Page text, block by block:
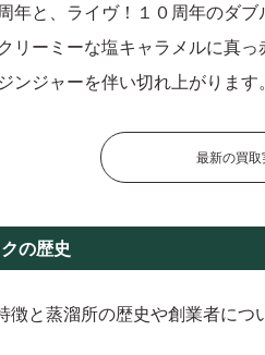
と、ライヴ！１０周年のダブ
リーミーな塩キャラメルに真
ジャーを伴い切れ上がります。
最新の買取
の歴史
徴と蒸溜所の歴史や創業者につ